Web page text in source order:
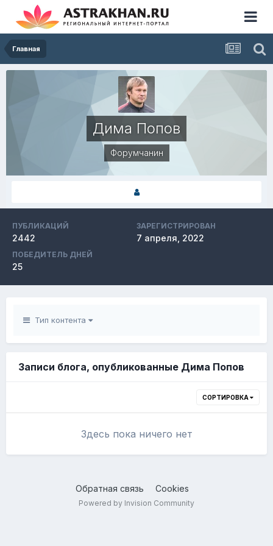
Главная
Дима Попов
Форумчанин
ПУБЛИКАЦИЙ
2442
ЗАРЕГИСТРИРОВАН
7 апреля, 2022
ПОБЕДИТЕЛЬ ДНЕЙ
25
Тип контента
Записи блога, опубликованные Дима Попов
СОРТИРОВКА
Здесь пока ничего нет
Обратная связь Cookies
Powered by Invision Community